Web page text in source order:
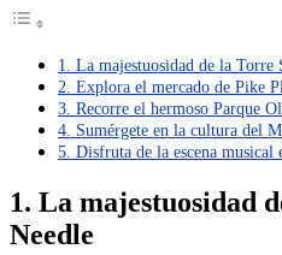
1. La majestuosidad de la Torre
2. Explora el mercado de Pike
3. Recorre el hermoso Parque
4. Sumérgete en la cultura del
5. Disfruta de la escena
1. La majestuosidad
Needle